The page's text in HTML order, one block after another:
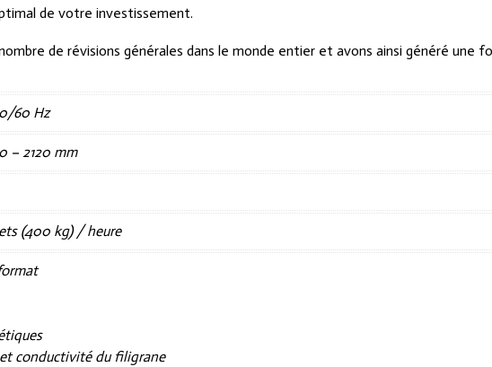
de votre investissement.
de révisions générales dans le monde entier et avons ainsi généré une
60 Hz
– 2120 mm
(400 kg) / heure
conductivité du filigrane